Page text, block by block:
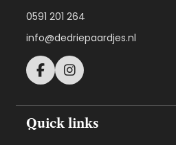
0591 201 264
info@dedriepaardjes.nl
Quick links